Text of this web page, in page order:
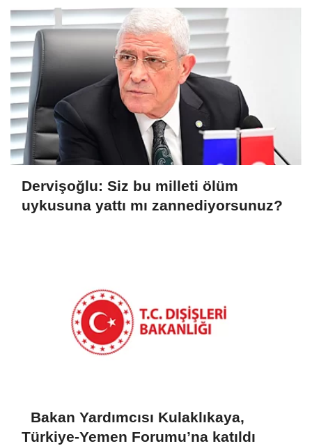
Dervişoğlu: Siz bu milleti ölüm
uykusuna yattı mı zannediyorsunuz?
Bakan Yardımcısı Kulaklıkaya,
Türkiye-Yemen Forumu’na katıldı